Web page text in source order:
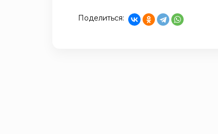
Поделиться: